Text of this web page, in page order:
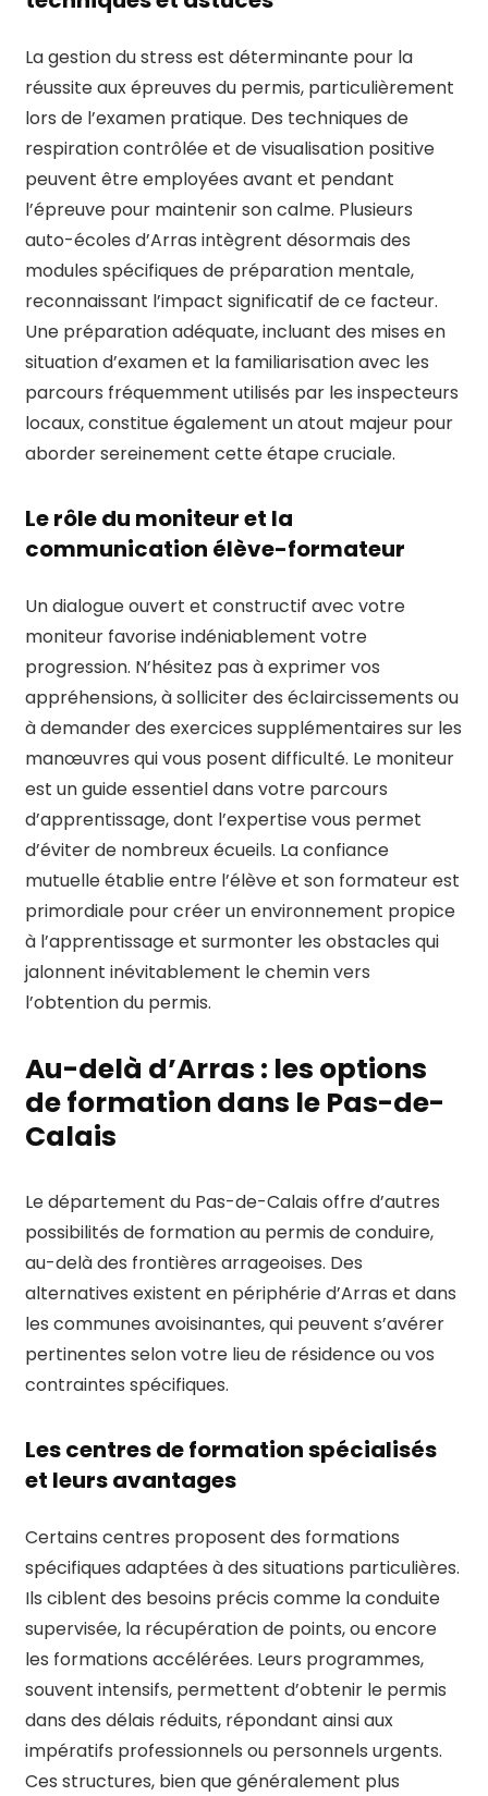
La gestion du stress est déterminante pour la
réussite aux épreuves du permis, particulièrement
lors de l’examen pratique. Des techniques de
respiration contrôlée et de visualisation positive
peuvent être employées avant et pendant
l’épreuve pour maintenir son calme. Plusieurs
auto-écoles d’Arras intègrent désormais des
modules spécifiques de préparation mentale,
reconnaissant l’impact significatif de ce facteur.
Une préparation adéquate, incluant des mises en
situation d’examen et la familiarisation avec les
parcours fréquemment utilisés par les inspecteurs
locaux, constitue également un atout majeur pour
aborder sereinement cette étape cruciale.
Le rôle du moniteur et la
communication élève-formateur
Un dialogue ouvert et constructif avec votre
moniteur favorise indéniablement votre
progression. N’hésitez pas à exprimer vos
appréhensions, à solliciter des éclaircissements ou
à demander des exercices supplémentaires sur les
manœuvres qui vous posent difficulté. Le moniteur
est un guide essentiel dans votre parcours
d’apprentissage, dont l’expertise vous permet
d’éviter de nombreux écueils. La confiance
mutuelle établie entre l’élève et son formateur est
primordiale pour créer un environnement propice
à l’apprentissage et surmonter les obstacles qui
jalonnent inévitablement le chemin vers
l’obtention du permis.
Au-delà d’Arras : les options
de formation dans le Pas-de-
Calais
Le département du Pas-de-Calais offre d’autres
possibilités de formation au permis de conduire,
au-delà des frontières arrageoises. Des
alternatives existent en périphérie d’Arras et dans
les communes avoisinantes, qui peuvent s’avérer
pertinentes selon votre lieu de résidence ou vos
contraintes spécifiques.
Les centres de formation spécialisés
et leurs avantages
Certains centres proposent des formations
spécifiques adaptées à des situations particulières.
Ils ciblent des besoins précis comme la conduite
supervisée, la récupération de points, ou encore
les formations accélérées. Leurs programmes,
souvent intensifs, permettent d’obtenir le permis
dans des délais réduits, répondant ainsi aux
impératifs professionnels ou personnels urgents.
Ces structures, bien que généralement plus